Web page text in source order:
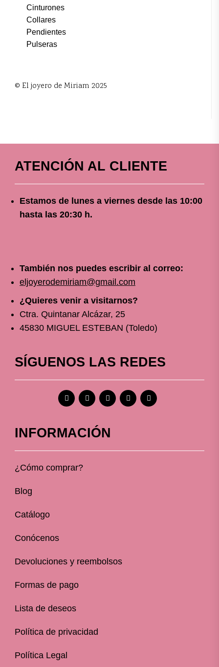
Cinturones
Collares
Pendientes
Pulseras
© El joyero de Miriam 2025
ATENCIÓN AL CLIENTE
Estamos de lunes a viernes desde las 10:00
hasta las 20:30 h.
También nos puedes escribir al correo:
eljoyerodemiriam@gmail.com
¿Quieres venir a visitarnos?
Ctra. Quintanar Alcázar, 25
45830 MIGUEL ESTEBAN (Toledo)
SÍGUENOS LAS REDES
INFORMACIÓN
¿Cómo comprar?
Blog
Catálogo
Conócenos
Devoluciones y reembolsos
Formas de pago
Lista de deseos
Política de privacidad
Política Legal